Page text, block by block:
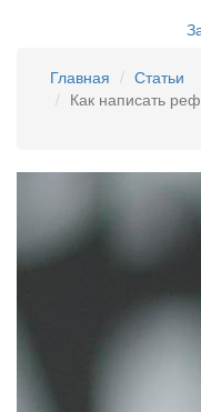
Главная
Статьи
Как написать